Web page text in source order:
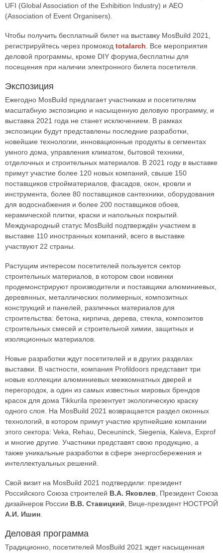
UFI (Global Association of the Exhibition Industry) и AEO
(Association of Event Organisers).
Чтобы получить бесплатный билет на выставку MosBuild 2021,
регистрируйтесь через промокод totalarch . Все мероприятия
деловой программы, кроме DIY форума,бесплатны для
посещения при наличии электронного билета посетителя.
Экспозиция
Ежегодно MosBuild предлагает участникам и посетителям
масштабную экспозицию и насыщенную деловую программу, и
выставка 2021 года не станет исключением. В рамках
экспозиции будут представлены последние разработки,
новейшие технологии, инновационные продукты в сегментах
умного дома, управления климатом, бытовой техники,
отделочных и строительных материалов. В 2021 году в выставке
примут участие более 120 новых компаний, свыше 150
поставщиков стройматериалов, фасадов, окон, кровли и
инструмента, более 80 поставщиков сантехники, оборудования
для водоснабжения и более 200 поставщиков обоев,
керамической плитки, краски и напольных покрытий.
Международный статус MosBuild подтверждён участием в
выставке 110 иностранных компаний, всего в выставке
участвуют 22 страны.
Растущим интересом посетителей пользуется сектор
строительных материалов, в котором свои новинки
продемонстрируют производители и поставщики алюминиевых,
деревянных, металлических полимерных, композитных
конструкций и панелей, различных материалов для
строительства: бетона, кирпича, дерева, стекла, композитов
строительных смесей и строительной химии, защитных и
изоляционных материалов.
Новые разработки ждут посетителей и в других разделах
выставки. В частности, компания Profildoors представит три
новые коллекции алюминиевых межкомнатных дверей и
перегородок, а один из самых известных мировых брендов
красок для дома Tikkurila презентует экологическую краску
одного слоя. На MosBuild 2021 возвращается раздел оконных
технологий, в котором примут участие крупнейшие компании
этого сектора: Veka, Rehau, Deceuninck, Siegenia, Kaleva, Exprof
и многие другие. Участники представят свою продукцию, а
также уникальные разработки в сфере энергосбережения и
интеллектуальных решений.
Свой визит на MosBuild 2021 подтвердили: президент
Российского Союза строителей В.А. Яковлев , Президент Союза
дизайнеров России В.В. Ставицкий , Вице-президент НОСТРОЙ
А.И. Ишин
Деловая программа
Традиционно, посетителей MosBuild 2021 ждет насыщенная